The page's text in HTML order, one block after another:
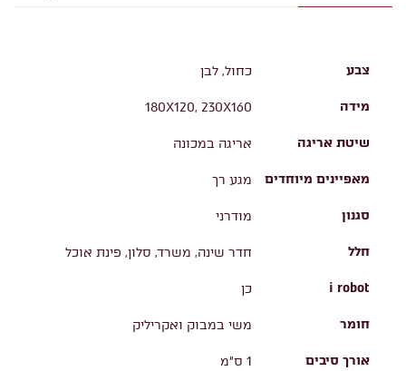
צבע כחול, לבן
מידה 180X120, 230X160
שיטת אריגה אריגה במכונה
מאפיינים מיוחדים מגע רך
סגנון מודרני
חלל חדר שינה, משרד, סלון, פינת אוכל
i robot כן
חומר משי במבוק ואקריליק
אורך סיבים 1 ס"מ